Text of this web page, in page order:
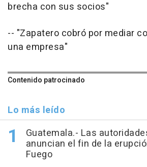
brecha con sus socios"
-- "Zapatero cobró por mediar
una empresa"
Contenido patrocinado
Lo más leído
Guatemala.- Las
anuncian el fin de la
Fuego